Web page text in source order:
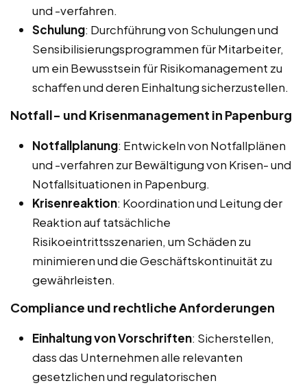
und -verfahren.
Schulung: Durchführung von Schulungen und
Sensibilisierungsprogrammen für Mitarbeiter,
um ein Bewusstsein für Risikomanagement zu
schaffen und deren Einhaltung sicherzustellen.
Notfall- und Krisenmanagement in Papenburg
Notfallplanung: Entwickeln von Notfallplänen
und -verfahren zur Bewältigung von Krisen- und
Notfallsituationen in Papenburg.
Krisenreaktion: Koordination und Leitung der
Reaktion auf tatsächliche
Risikoeintrittsszenarien, um Schäden zu
minimieren und die Geschäftskontinuität zu
gewährleisten.
Compliance und rechtliche Anforderungen
Einhaltung von Vorschriften: Sicherstellen,
dass das Unternehmen alle relevanten
gesetzlichen und regulatorischen